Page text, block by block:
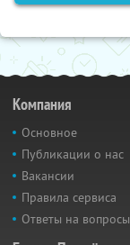
Компания
Основное
Публикации о нас
Вакансии
Правила сервиса
Ответы на вопросы